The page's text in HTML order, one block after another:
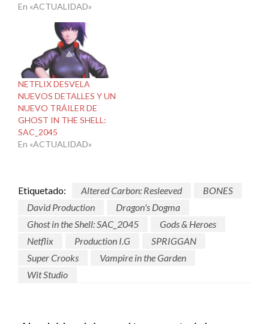
En «ACTUALIDAD»
NETFLIX DESVELA
NUEVOS DETALLES Y UN
NUEVO TRÁILER DE
GHOST IN THE SHELL:
SAC_2045
En «ACTUALIDAD»
Etiquetado: Altered Carbon: Resleeved
BONES
David Production
Dragon's Dogma
Ghost in the Shell: SAC_2045
Gods & Heroes
Netflix
Production I.G
SPRIGGAN
Super Crooks
Vampire in the Garden
Wit Studio